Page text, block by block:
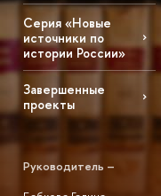
Серия «Новые
источники по
истории России»
Завершенные
проекты
Руководитель –